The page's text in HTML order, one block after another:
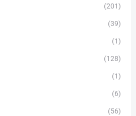
(201)
(39)
(1)
(128)
(1)
(6)
(56)